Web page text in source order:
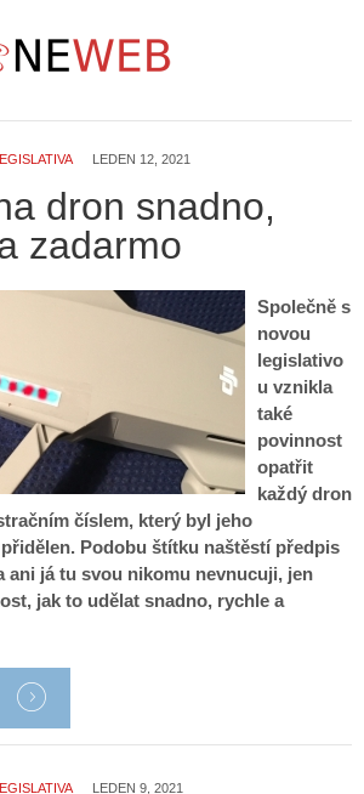
LEDEN 12, 2021
dron snadno,
zadarmo
Společně s
novou
legislativo
u vznikla
také
povinnost
opatřit
každý dron
číslem, který byl jeho
Podobu štítku naštěstí předpis
ani já tu svou nikomu nevnucuji, jen
jak to udělat snadno, rychle a
LEDEN 9, 2021